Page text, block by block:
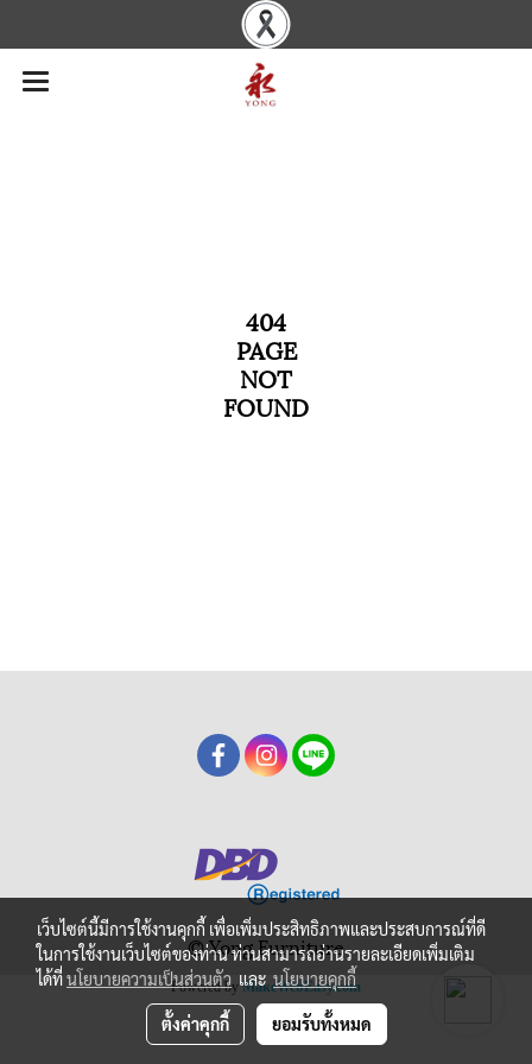
404
PAGE
NOT
FOUND
© Yong Furniture
Powered byMakeWebEasy.com
เว็บไซต์นี้มีการใช้งานคุกกี้ เพื่อเพิ่มประสิทธิภาพและประสบการณ์ที่ดี
ในการใช้งานเว็บไซต์ของท่าน ท่านสามารถอ่านรายละเอียดเพิ่มเติม
ได้ที่นโยบายความเป็นส่วนตัว และ นโยบายคุกกี้
ตั้งค่าคุกกี้ ยอมรับทั้งหมด